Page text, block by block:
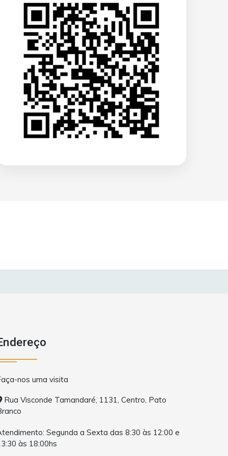
nos uma visita
Rua Visconde Tamandaré, 1131, Centro, Pato
Segunda a Sexta das 8:30 às 12:00 e
às 18:00hs